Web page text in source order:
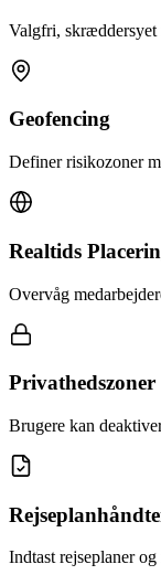
Valgfri, skræddersyet
Geofencing
Definer risikozoner
Realtids
Overvåg
Privathedszoner
Brugere kan
Indtast rejseplaner